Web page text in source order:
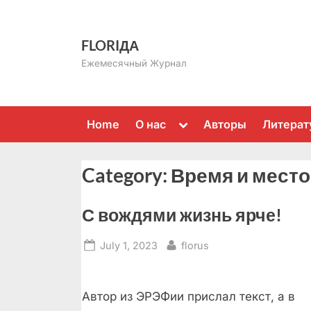
FLORIДА
Ежемесячный Журнал
Home О нас
Toggle
menu
Авторы
Category: Время и место
С вождями жизнь ярче!
Posted
July 1, 2023 By
florus
Автор из ЭРЭФии прислал текст, а в